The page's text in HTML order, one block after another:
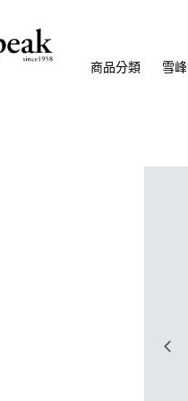
商品分類 雪